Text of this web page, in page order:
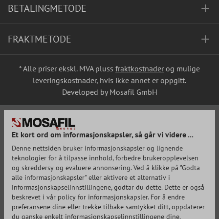
BETALINGMETODE
FRAKTMETODE
* Alle priser ekskl. MVA pluss fraktkostnader og mulige
leveringskostnader, hvis ikke annet er oppgitt.
Developed by Mosafil GmbH
Et kort ord om informasjonskapsler, så går vi videre ...
Denne nettsiden bruker informasjonskapsler og lignende
teknologier for å tilpasse innhold, forbedre brukeropplevelsen
og skreddersy og evaluere annonsering. Ved å klikke på "Godta
alle informasjonskapsler" eller aktivere et alternativ i
informasjonskapselinnstillingene, godtar du dette. Dette er også
beskrevet i vår policy for informasjonskapsler. For å endre
preferansene dine eller trekke tilbake samtykket ditt, oppdaterer
du ganske enkelt informasjonskapselinnstillingene dine.